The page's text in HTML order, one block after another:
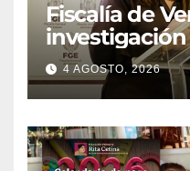
Fiscalía de
homicidio de
Roxana
desafuero de
presunto
4 AGOSTO, 2026